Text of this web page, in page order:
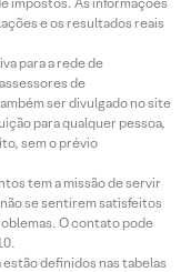
e os resultados reais
para a rede de
de
ser divulgado no site
para qualquer pessoa,
sem o prévio
tem a missão de servir
se sentirem satisfeitos
O contato pode
definidos nas tabelas